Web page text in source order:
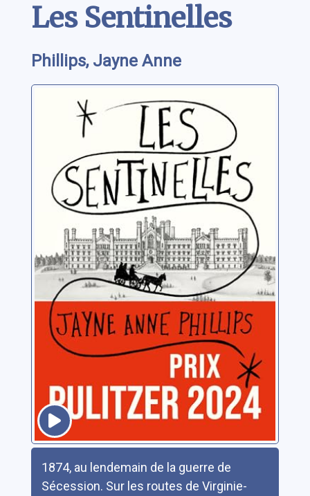
Les Sentinelles
Phillips, Jayne Anne
1874, au lendemain de la guerre de
Sécession. Sur les routes de Virginie-